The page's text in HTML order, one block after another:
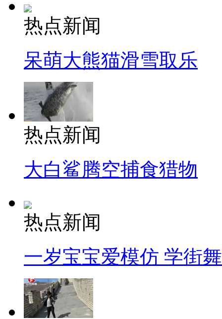
热点新闻
呆萌大熊猫滑雪取乐
热点新闻
大白鲨腾空捕食猎物
热点新闻
一岁宝宝爱模仿 学街